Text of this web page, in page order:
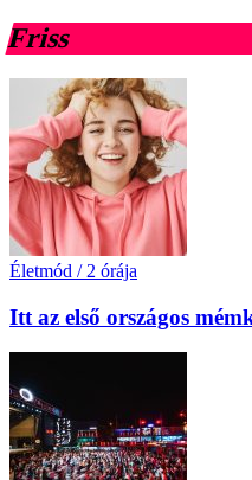
Friss
Életmód / 2 órája
Itt az első országos